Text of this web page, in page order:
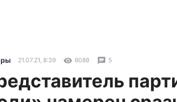
21.07.21, 8:39 6088 5